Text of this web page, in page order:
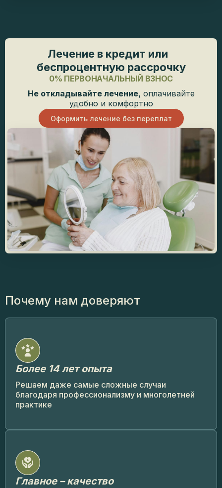
Лечение в кредит или
беспроцентную рассрочку
0% ПЕРВОНАЧАЛЬНЫЙ ВЗНОС
Не откладывайте лечение, оплачивайте
удобно и комфортно
Оформить лечение без переплат
Почему нам доверяют
Более 14 лет опыта
Решаем даже самые сложные случаи
благодаря профессионализму и многолетней
практике
Главное – качество